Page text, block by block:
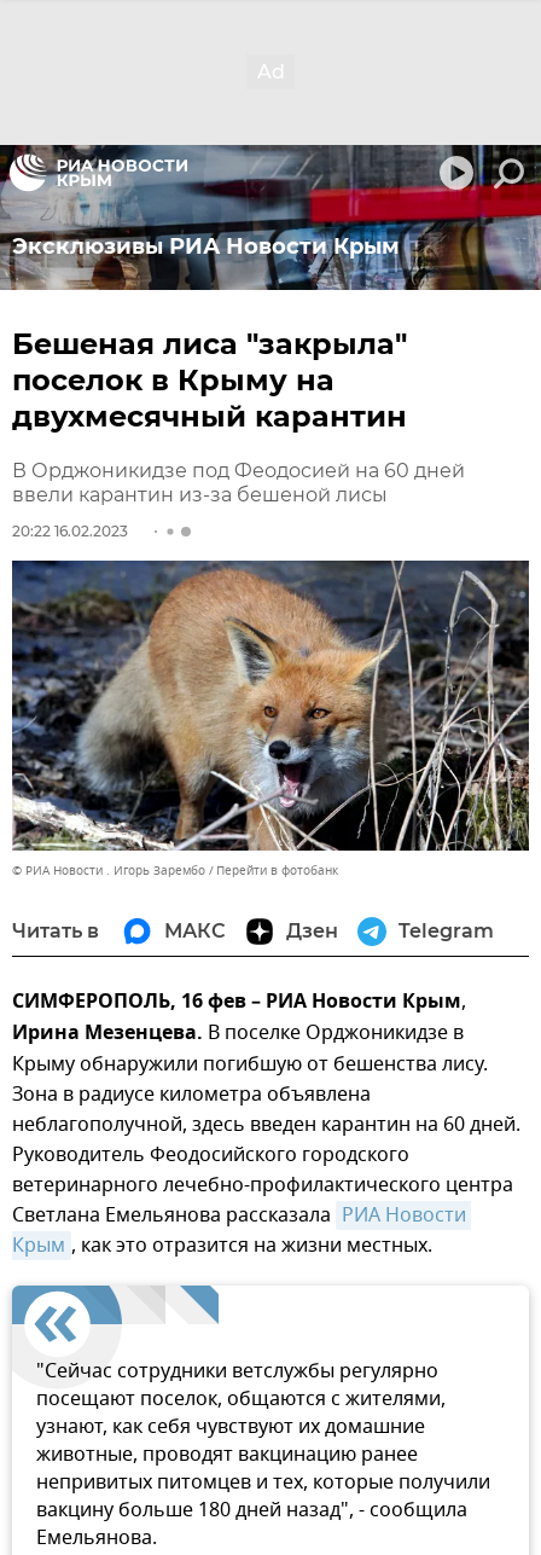
Эксклюзивы РИА Новости Крым
Бешеная лиса "закрыла"
поселок в Крыму на
двухмесячный карантин
В Орджоникидзе под Феодосией на 60 дней
ввели карантин из-за бешеной лисы
20:22 16.02.2023
© РИА Новости . Игорь Зарембо Перейти в фотобанк
Читать в МАКС Дзен Telegram
СИМФЕРОПОЛЬ, 16 фев – РИА Новости Крым,
Ирина Мезенцева. В поселке Орджоникидзе в
Крыму обнаружили погибшую от бешенства лису.
Зона в радиусе километра объявлена
неблагополучной, здесь введен карантин на 60 дней.
Руководитель Феодосийского городского
ветеринарного лечебно-профилактического центра
Светлана Емельянова рассказала РИА Новости
Крым , как это отразится на жизни местных.
"Сейчас сотрудники ветслужбы регулярно
посещают поселок, общаются с жителями,
узнают, как себя чувствуют их домашние
животные, проводят вакцинацию ранее
непривитых питомцев и тех, которые получили
вакцину больше 180 дней назад", - сообщила
Емельянова.